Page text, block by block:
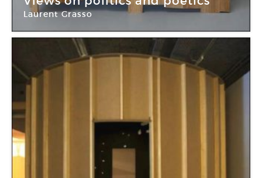
Laurent Grasso